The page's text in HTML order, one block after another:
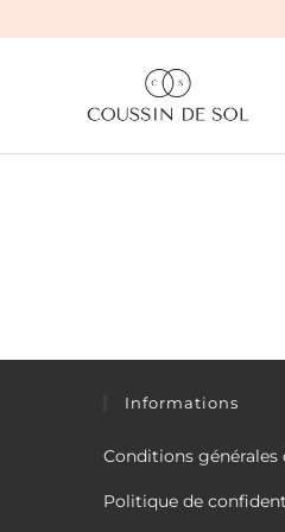
to
Informations
Conditions générales
Politique de